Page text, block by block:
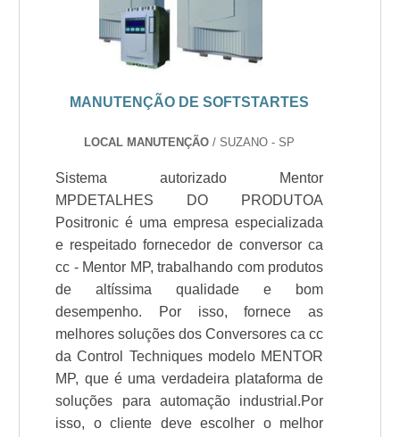
MANUTENÇÃO DE SOFTSTARTES
LOCAL MANUTENÇÃO / SUZANO - SP
Sistema autorizado Mentor
MPDETALHES DO PRODUTOA
Positronic é uma empresa especializada
e respeitado fornecedor de conversor ca
cc - Mentor MP, trabalhando com produtos
de altíssima qualidade e bom
desempenho. Por isso, fornece as
melhores soluções dos Conversores ca cc
da Control Techniques modelo MENTOR
MP, que é uma verdadeira plataforma de
soluções para automação industrial.Por
isso, o cliente deve escolher o melhor